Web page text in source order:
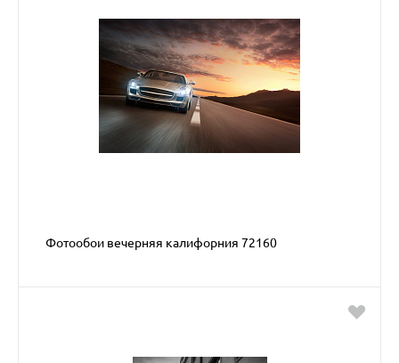
Фотообои вечерняя калифорния 72160